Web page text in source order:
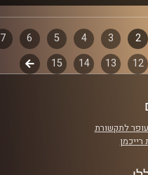
על ספת הפסיכולוג, עם
גלעד הירשברגר.
AudioVersity
2
3
4
5
6
7
12
13
14
15
לשלב
לתקשורת
רייכמן